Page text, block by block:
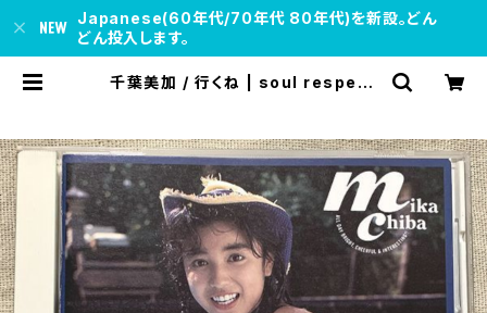
Japanese(60年代/70年代 80年代)を新設。どん
どん投入します。
千葉美加 / 行くね | soul respect